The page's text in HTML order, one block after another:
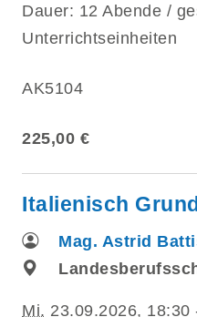
Dauer: 12 Abende /
Unterrichtseinheiten
AK5104
225,00 €
Italienisch
Mag. Astrid
Mi. 23.09.2026, 18:30